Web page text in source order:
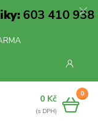
603 410 938
0
0 Kč